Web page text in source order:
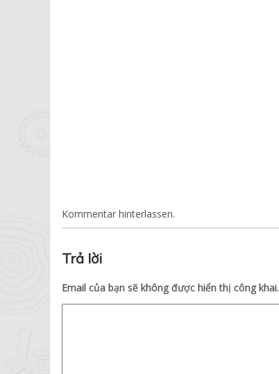
Kommentar hinterlassen.
Trả lời
Email của bạn sẽ không được hiển thị công khai.